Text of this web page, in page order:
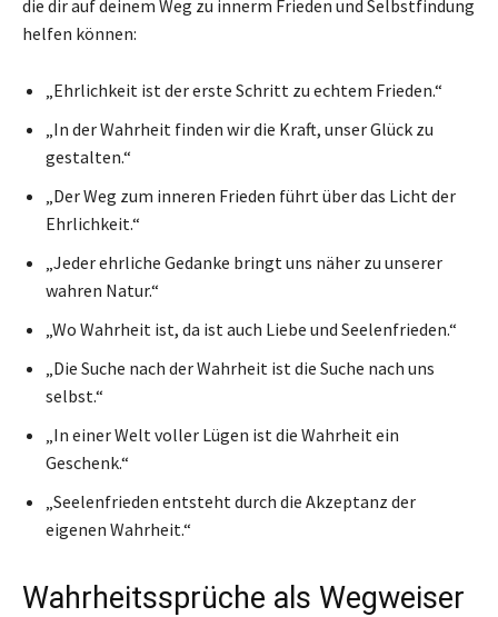
die dir auf deinem Weg zu innerm Frieden und Selbstfindung
helfen können:
„Ehrlichkeit ist der erste Schritt zu echtem Frieden.“
„In der Wahrheit finden wir die Kraft, unser Glück zu
gestalten.“
„Der Weg zum inneren Frieden führt über das Licht der
Ehrlichkeit.“
„Jeder ehrliche Gedanke bringt uns näher zu unserer
wahren Natur.“
„Wo Wahrheit ist, da ist auch Liebe und Seelenfrieden.“
„Die Suche nach der Wahrheit ist die Suche nach uns
selbst.“
„In einer Welt voller Lügen ist die Wahrheit ein
Geschenk.“
„Seelenfrieden entsteht durch die Akzeptanz der
eigenen Wahrheit.“
Wahrheitssprüche als Wegweiser